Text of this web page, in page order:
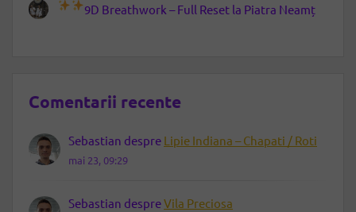
9D Breathwork – Full Reset la Piatra Neamț
Comentarii recente
Sebastian despre Lipie Indiana – Chapati / Roti
mai 23, 09:29
Sebastian despreVila Preciosa